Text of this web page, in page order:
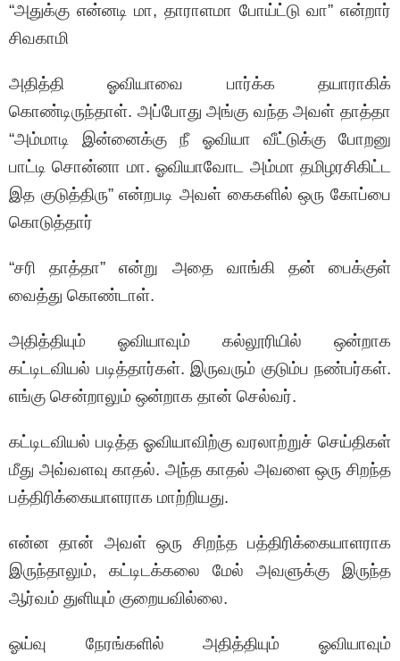
“அதுக்கு என்னடி மா, தாராளமா போய்ட்டு வா” என்றார்
சிவகாமி
அதித்தி ஓவியாவை பார்க்க தயாராகிக்
கொண்டிருந்தாள். அப்போது அங்கு வந்த அவள் தாத்தா
“அம்மாடி இன்னைக்கு நீ ஓவியா வீட்டுக்கு போறனு
பாட்டி சொன்னா மா. ஓவியாவோட அம்மா தமிழரசிகிட்ட
இத குடுத்திரு” என்றபடி அவள் கைகளில் ஒரு கோப்பை
கொடுத்தார்
“சரி தாத்தா” என்று அதை வாங்கி தன் பைக்குள்
வைத்து கொண்டாள்.
அதித்தியும் ஓவியாவும் கல்லூரியில் ஒன்றாக
கட்டிடவியல் படித்தார்கள். இருவரும் குடும்ப நண்பர்கள்.
எங்கு சென்றாலும் ஒன்றாக தான் செல்வர்.
கட்டிடவியல் படித்த ஓவியாவிற்கு வரலாற்றுச் செய்திகள்
மீது அவ்வளவு காதல். அந்த காதல் அவளை ஒரு சிறந்த
பத்திரிக்கையாளராக மாற்றியது.
என்ன தான் அவள் ஒரு சிறந்த பத்திரிக்கையாளராக
இருந்தாலும், கட்டிடக்கலை மேல் அவளுக்கு இருந்த
ஆர்வம் துளியும் குறையவில்லை.
ஓய்வு நேரங்களில் அதித்தியும் ஓவியாவும்